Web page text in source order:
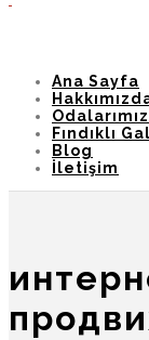
Ana Sayfa
Odalarımız
Fındıklı
Blog
İletişim